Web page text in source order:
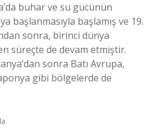
buhar ve su gücünün
başlanmasıyla başlamış ve 19.
sonra, birinci dünya
süreçte de devam etmiştir.
sonra Batı Avrupa,
gibi bölgelerde de